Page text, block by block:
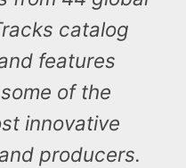
catalog
features
of the
innovative
producers.